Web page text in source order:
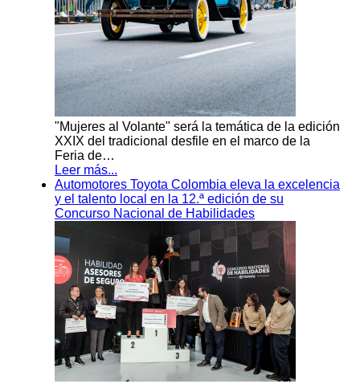
"Mujeres al Volante" será la temática de la edición
XXIX del tradicional desfile en el marco de la
Feria de…
Leer más...
Automotores Toyota Colombia eleva la excelencia
y el talento local en la 12.ª edición de su
Concurso Nacional de Habilidades